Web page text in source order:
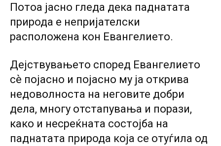
Потоа јасно гледа дека паднатата
природа е непријателски
расположена кон Евангелието.
Дејствувањето според Евангелието
сѐ појасно и појасно му ја открива
недоволноста на неговите добри
дела, многу отстапувања и порази,
како и несреќната состојба на
паднатата природа кoja ce отуѓила од